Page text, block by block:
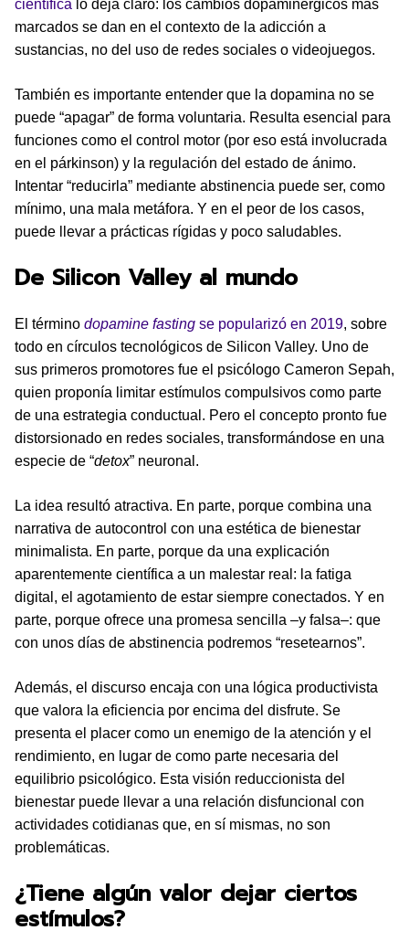
científica lo deja claro: los cambios dopaminérgicos más
marcados se dan en el contexto de la adicción a
sustancias, no del uso de redes sociales o videojuegos.
También es importante entender que la dopamina no se
puede “apagar” de forma voluntaria. Resulta esencial para
funciones como el control motor (por eso está involucrada
en el párkinson) y la regulación del estado de ánimo.
Intentar “reducirla” mediante abstinencia puede ser, como
mínimo, una mala metáfora. Y en el peor de los casos,
puede llevar a prácticas rígidas y poco saludables.
De Silicon Valley al mundo
El término dopamine fasting se popularizó en 2019, sobre
todo en círculos tecnológicos de Silicon Valley. Uno de
sus primeros promotores fue el psicólogo Cameron Sepah,
quien proponía limitar estímulos compulsivos como parte
de una estrategia conductual. Pero el concepto pronto fue
distorsionado en redes sociales, transformándose en una
especie de “detox” neuronal.
La idea resultó atractiva. En parte, porque combina una
narrativa de autocontrol con una estética de bienestar
minimalista. En parte, porque da una explicación
aparentemente científica a un malestar real: la fatiga
digital, el agotamiento de estar siempre conectados. Y en
parte, porque ofrece una promesa sencilla –y falsa–: que
con unos días de abstinencia podremos “resetearnos”.
Además, el discurso encaja con una lógica productivista
que valora la eficiencia por encima del disfrute. Se
presenta el placer como un enemigo de la atención y el
rendimiento, en lugar de como parte necesaria del
equilibrio psicológico. Esta visión reduccionista del
bienestar puede llevar a una relación disfuncional con
actividades cotidianas que, en sí mismas, no son
problemáticas.
¿Tiene algún valor dejar ciertos
estímulos?